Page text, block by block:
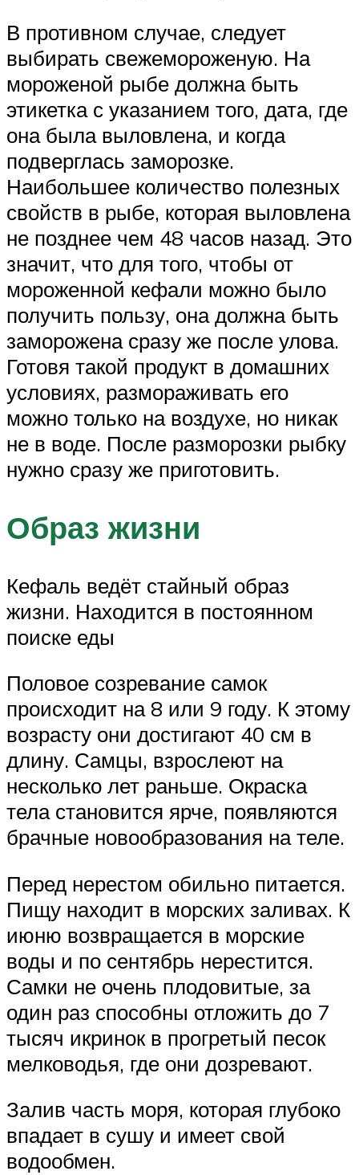
В противном случае, следует
выбирать свежемороженую. На
мороженой рыбе должна быть
этикетка с указанием того, дата, где
она была выловлена, и когда
подверглась заморозке.
Наибольшее количество полезных
свойств в рыбе, которая выловлена
не позднее чем 48 часов назад. Это
значит, что для того, чтобы от
мороженной кефали можно было
получить пользу, она должна быть
заморожена сразу же после улова.
Готовя такой продукт в домашних
условиях, размораживать его
можно только на воздухе, но никак
не в воде. После разморозки рыбку
нужно сразу же приготовить.
Образ жизни
Кефаль ведёт стайный образ
жизни. Находится в постоянном
поиске еды
Половое созревание самок
происходит на 8 или 9 году. К этому
возрасту они достигают 40 см в
длину. Самцы, взрослеют на
несколько лет раньше. Окраска
тела становится ярче, появляются
брачные новообразования на теле.
Перед нерестом обильно питается.
Пищу находит в морских заливах. К
июню возвращается в морские
воды и по сентябрь нерестится.
Самки не очень плодовитые, за
один раз способны отложить до 7
тысяч икринок в прогретый песок
мелководья, где они дозревают.
Залив часть моря, которая глубоко
впадает в сушу и имеет свой
водообмен.